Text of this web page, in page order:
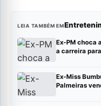
LEIA TAMBÉM EM
Ex-PM choca
a carreira
Ex-Miss
Palmeiras